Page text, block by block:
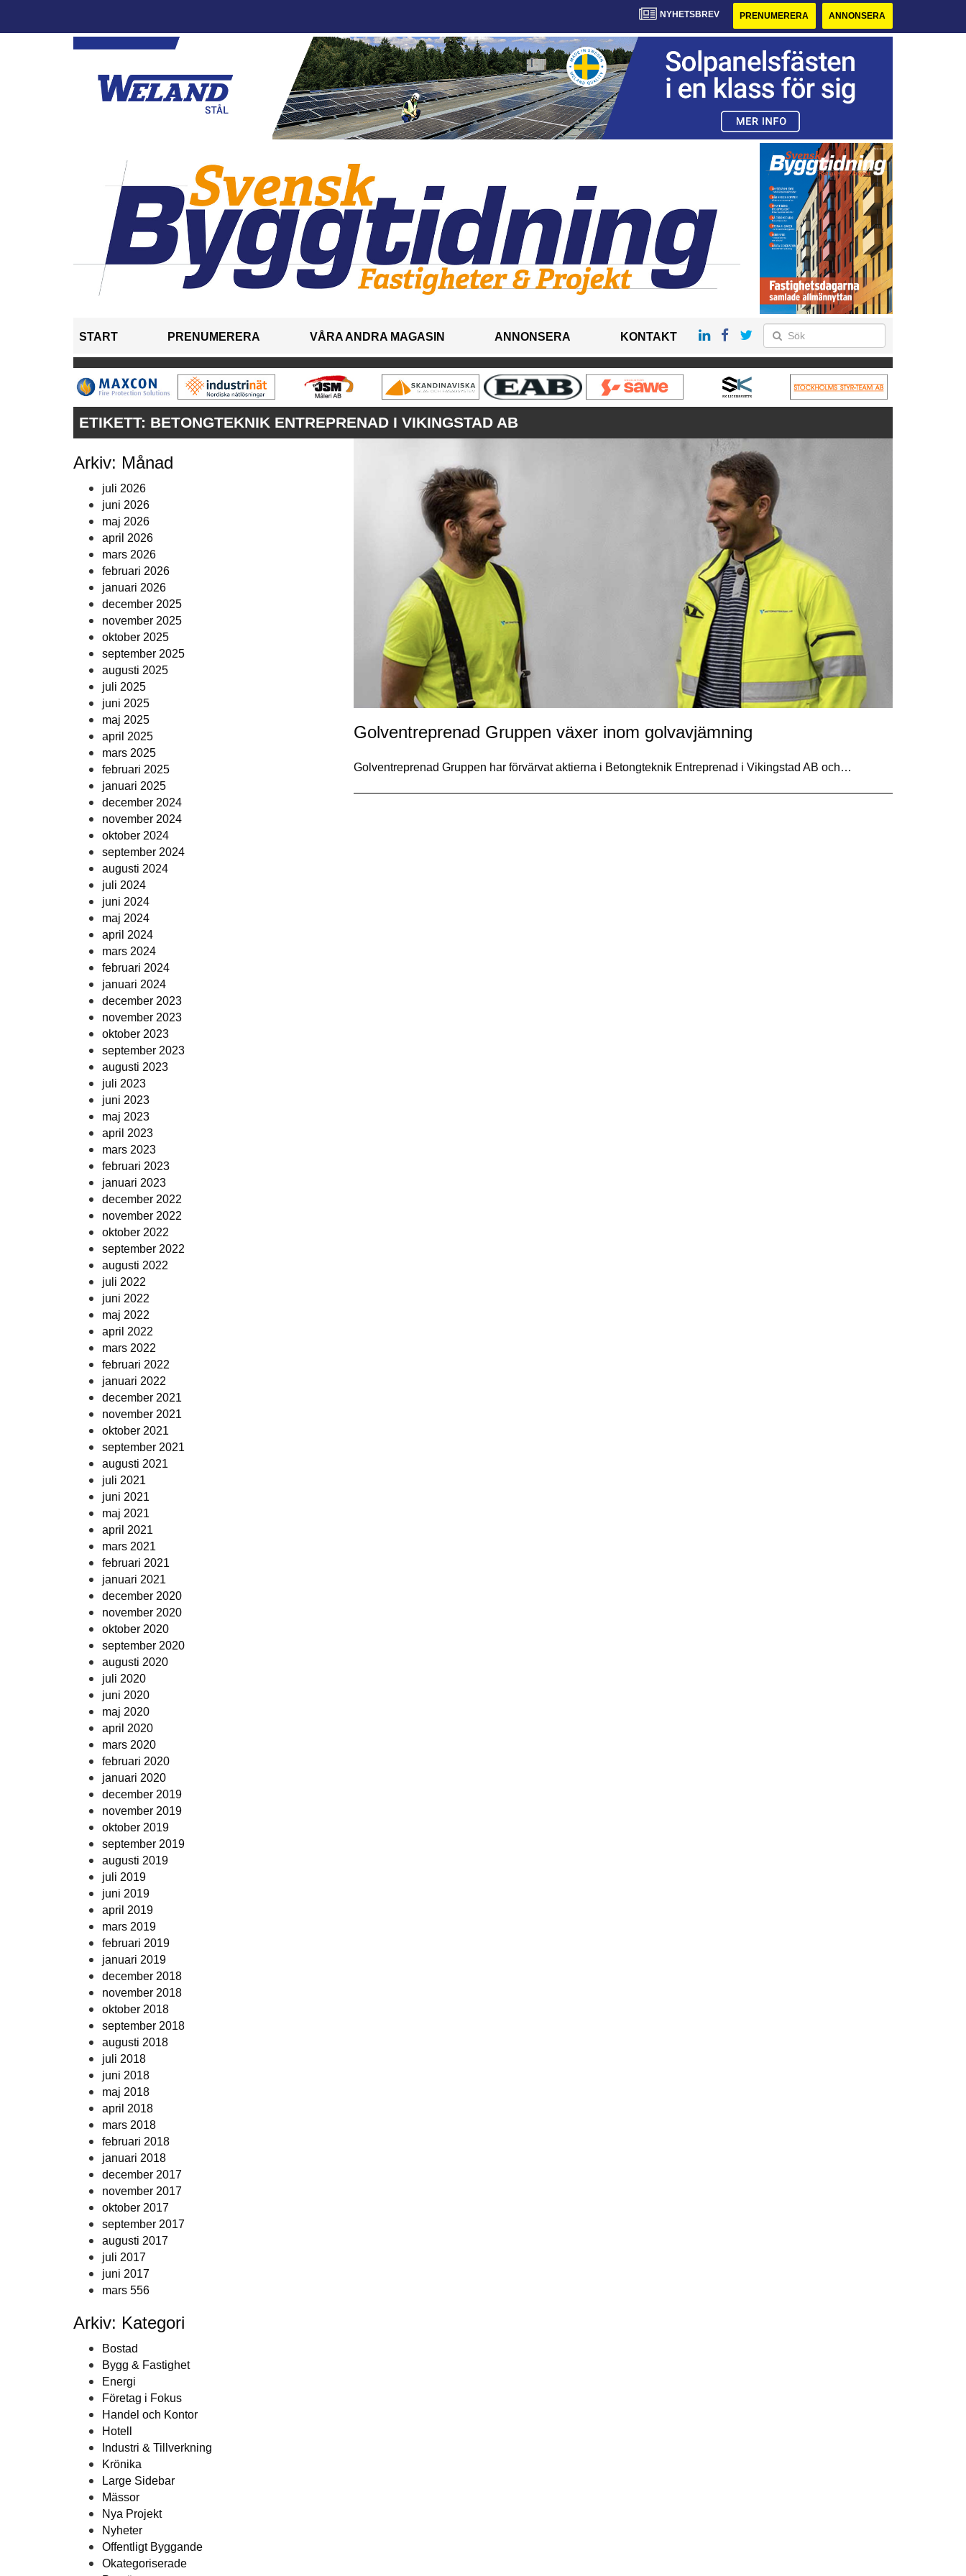
NYHETSBREV PRENUMERERA ANNONSERA
START PRENUMERERA VÅRA ANDRA MAGASIN ANNONSERA KONTAKT
ETIKETT: BETONGTEKNIK ENTREPRENAD I VIKINGSTAD AB
Arkiv: Månad
juli 2026
juni 2026
maj 2026
april 2026
mars 2026
februari 2026
januari 2026
december 2025
november 2025
oktober 2025
september 2025
augusti 2025
juli 2025
juni 2025
maj 2025
april 2025
mars 2025
februari 2025
januari 2025
december 2024
november 2024
oktober 2024
september 2024
augusti 2024
juli 2024
juni 2024
maj 2024
april 2024
mars 2024
februari 2024
januari 2024
december 2023
november 2023
oktober 2023
september 2023
augusti 2023
juli 2023
juni 2023
maj 2023
april 2023
mars 2023
februari 2023
januari 2023
december 2022
november 2022
oktober 2022
september 2022
augusti 2022
juli 2022
juni 2022
maj 2022
april 2022
mars 2022
februari 2022
januari 2022
december 2021
november 2021
oktober 2021
september 2021
augusti 2021
juli 2021
juni 2021
maj 2021
april 2021
mars 2021
februari 2021
januari 2021
december 2020
november 2020
oktober 2020
september 2020
augusti 2020
juli 2020
juni 2020
maj 2020
april 2020
mars 2020
februari 2020
januari 2020
december 2019
november 2019
oktober 2019
september 2019
augusti 2019
juli 2019
juni 2019
april 2019
mars 2019
februari 2019
januari 2019
december 2018
november 2018
oktober 2018
september 2018
augusti 2018
juli 2018
juni 2018
maj 2018
april 2018
mars 2018
februari 2018
januari 2018
december 2017
november 2017
oktober 2017
september 2017
augusti 2017
juli 2017
juni 2017
mars 556
Arkiv: Kategori
Bostad
Bygg & Fastighet
Energi
Företag i Fokus
Handel och Kontor
Hotell
Industri & Tillverkning
Krönika
Large Sidebar
Mässor
Nya Projekt
Nyheter
Offentligt Byggande
Okategoriserade
Golventreprenad Gruppen växer inom golvavjämning
Golventreprenad Gruppen har förvärvat aktierna i Betongteknik Entreprenad i Vikingstad AB och…